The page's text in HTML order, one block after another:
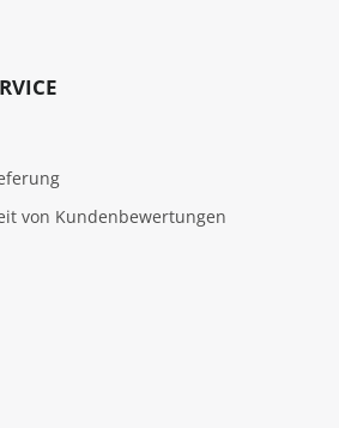
von Kundenbewertungen